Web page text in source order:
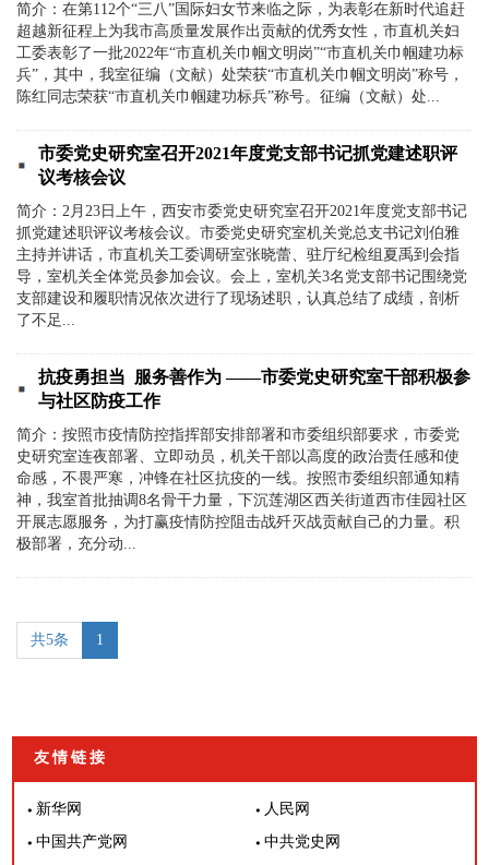
简介：在第112个“三八”国际妇女节来临之际，为表彰在新时代追赶
超越新征程上为我市高质量发展作出贡献的优秀女性，市直机关妇
工委表彰了一批2022年“市直机关巾帼文明岗”“市直机关巾帼建功标
兵”，其中，我室征编（文献）处荣获“市直机关巾帼文明岗”称号，
陈红同志荣获“市直机关巾帼建功标兵”称号。征编（文献）处...
市委党史研究室召开2021年度党支部书记抓党建述职评
议考核会议
简介：2月23日上午，西安市委党史研究室召开2021年度党支部书记
抓党建述职评议考核会议。市委党史研究室机关党总支书记刘伯雅
主持并讲话，市直机关工委调研室张晓蕾、驻厅纪检组夏禹到会指
导，室机关全体党员参加会议。会上，室机关3名党支部书记围绕党
支部建设和履职情况依次进行了现场述职，认真总结了成绩，剖析
了不足...
抗疫勇担当 服务善作为 ——市委党史研究室干部积极参
与社区防疫工作
简介：按照市疫情防控指挥部安排部署和市委组织部要求，市委党
史研究室连夜部署、立即动员，机关干部以高度的政治责任感和使
命感，不畏严寒，冲锋在社区抗疫的一线。按照市委组织部通知精
神，我室首批抽调8名骨干力量，下沉莲湖区西关街道西市佳园社区
开展志愿服务，为打赢疫情防控阻击战歼灭战贡献自己的力量。积
极部署，充分动...
共5条 1
友情链接
新华网
人民网
中国共产党网
中共党史网